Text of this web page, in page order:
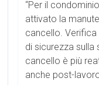
“Per il
attivato la
cancello.
di sicurezza sulla
cancello è più
anche post-